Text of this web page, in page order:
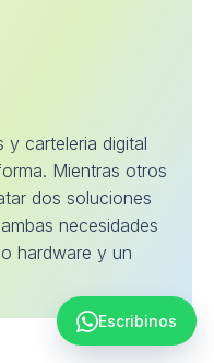
y carteleria digital
Mientras otros
dos soluciones
necesidades
hardware y un
Escribinos